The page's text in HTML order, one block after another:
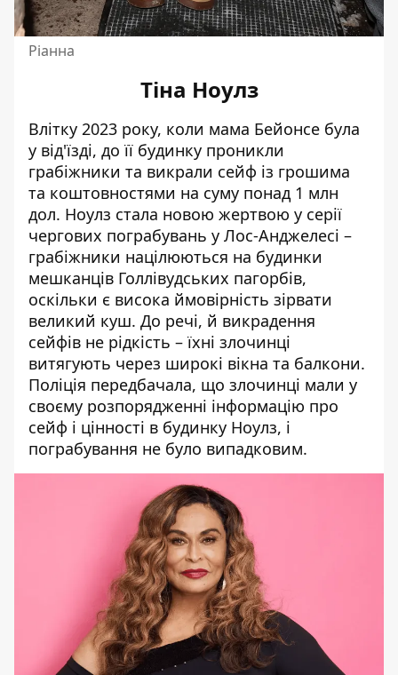
Ріанна
Тіна Ноулз
Влітку 2023 року, коли мама Бейонсе була
у від'їзді, до її будинку проникли
грабіжники та викрали сейф із грошима
та коштовностями на суму понад 1 млн
дол. Ноулз стала новою жертвою у серії
чергових пограбувань у Лос-Анджелесі –
грабіжники націлюються на будинки
мешканців Голлівудських пагорбів,
оскільки є висока ймовірність зірвати
великий куш. До речі, й викрадення
сейфів не рідкість – їхні злочинці
витягують через широкі вікна та балкони.
Поліція передбачала, що злочинці мали у
своєму розпорядженні інформацію про
сейф і цінності в будинку Ноулз, і
пограбування не було випадковим.